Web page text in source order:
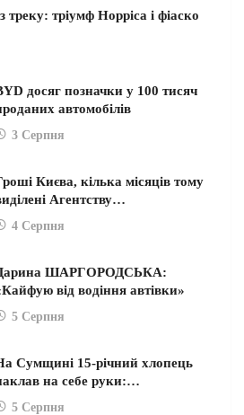
тріумф Норріса і фіаско
досяг позначки у 100 тисяч
автомобілів
3 Серпня
Києва, кілька місяців тому
Агентству…
4 Серпня
ШАРГОРОДСЬКА:
від водіння автівки»
5 Серпня
Сумщині 15-річний хлопець
на себе руки:…
5 Серпня